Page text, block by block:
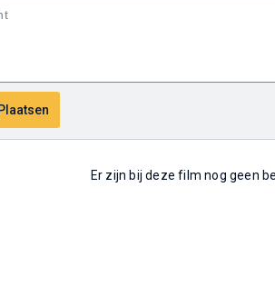
Er zijn bij deze film nog geen